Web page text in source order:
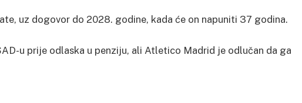
uz dogovor do 2028. godine, kada će on napuniti 37 godina.
u prije odlaska u penziju, ali Atletico Madrid je odlučan da ga